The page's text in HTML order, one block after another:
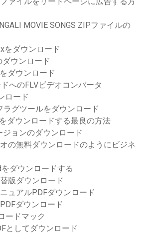
MOVIE SONGS ZIPファイルの
をダウンロード
ウンロード
ダウンロード
へのFLVビデオコンバータ
ロード
グツールをダウンロード
ダウンロードする最良の方法
ョンのダウンロード
の無料ダウンロードのようにビジネ
ダウンロードする
版ダウンロード
ュアルPDFダウンロード
ダウンロード
ードマック
としてダウンロード